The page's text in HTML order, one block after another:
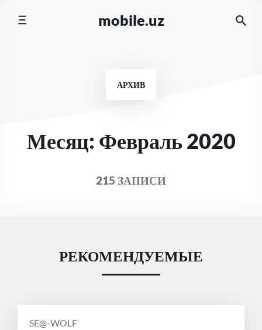
mobile.uz
АРХИВ
Месяц: Февраль 2020
215 ЗАПИСИ
РЕКОМЕНДУЕМЫЕ
СООБЩЕНИЕ
SE@-WOLF